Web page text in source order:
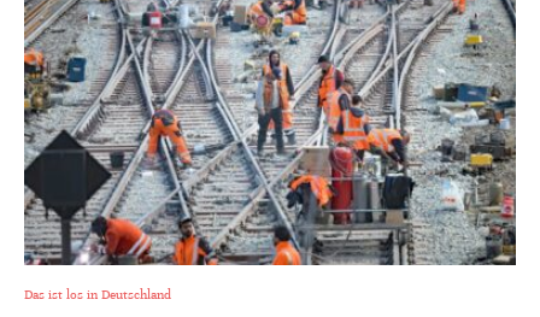
Das ist los in Deutschland